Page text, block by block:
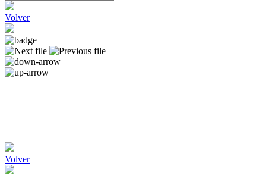
Volver
Volver